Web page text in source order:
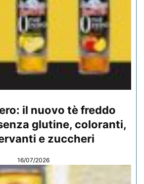
il nuovo tè freddo
glutine, coloranti,
e zuccheri
16/07/2026